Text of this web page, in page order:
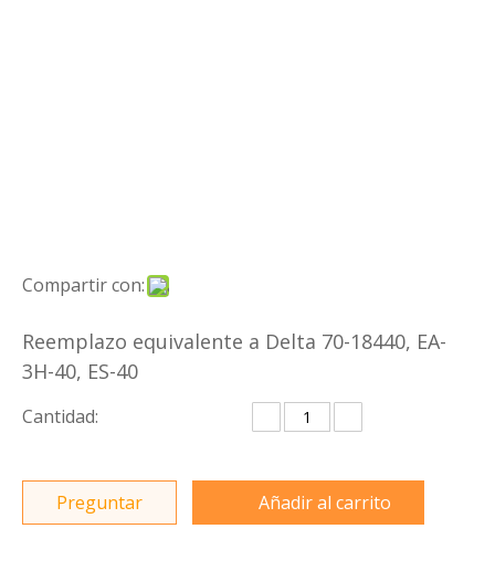
Compartir con:
Reemplazo equivalente a Delta 70-18440, EA-
3H-40, ES-40
Cantidad:
Preguntar Añadir al carrito